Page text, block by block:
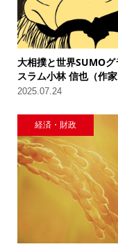
大相撲と世界SUMOグ
スラム小林 信也（作
2025.07.24
経済・財政